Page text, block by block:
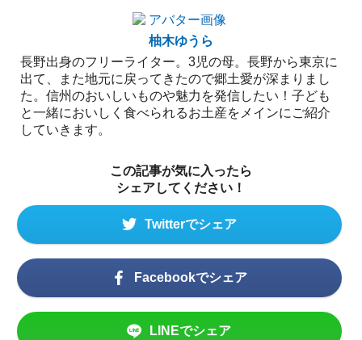
柚木ゆうら
長野出身のフリーライター。3児の母。長野から東京に
出て、また地元に戻ってきたので郷土愛が深まりまし
た。信州のおいしいものや魅力を発信したい！子ども
と一緒においしく食べられるお土産をメインにご紹介
していきます。
この記事が気に入ったら
シェアしてください！
Twitterでシェア
Facebookでシェア
LINEでシェア